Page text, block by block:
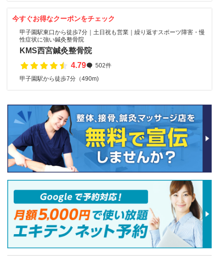
今すぐお得なクーポンをチェック
甲子園駅東口から徒歩7分｜土日祝も営業｜繰り返すスポーツ障害・慢
性症状に強い鍼灸整骨院
KMS西宮鍼灸整骨院
4.79
502件
甲子園駅から徒歩7分（490m)